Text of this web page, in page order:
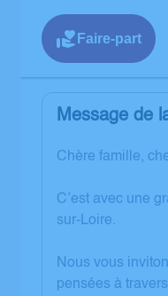
Faire-part
Message de
Chère famille,
C’est avec une
sur-Loire.
Nous vous
pensées à